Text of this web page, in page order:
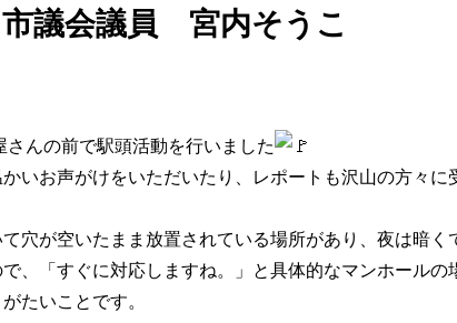
議会議員 宮内そうこ
んの前で駅頭活動を行いました
いお声がけをいただいたり、レポートも沢山の方々
穴が空いたまま放置されている場所があり、夜は暗く
、「すぐに対応しますね。」と具体的なマンホール
たいことです。